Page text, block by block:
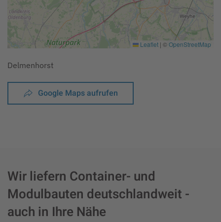
Leaflet | ©OpenStreetMap
Delmenhorst
Google Maps aufrufen
Wir liefern Container- und
Modulbauten deutschlandweit -
auch in Ihre Nähe